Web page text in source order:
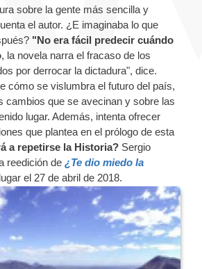
sobre la gente más sencilla y
el autor. ¿E imaginaba lo que
"No era fácil predecir cuándo
, la novela narra el fracaso de los
por derrocar la dictadura", dice.
cómo se vislumbra el futuro del país,
cambios que se avecinan y sobre las
lugar. Además, intenta ofrecer
que plantea en el prólogo de esta
a repetirse la Historia? Sergio
reedición de ¿Te dio miedo la
el 27 de abril de 2018.